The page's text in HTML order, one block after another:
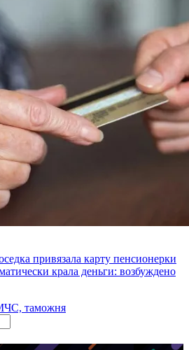
привязала карту пенсионерки
крала деньги: возбуждено
таможня